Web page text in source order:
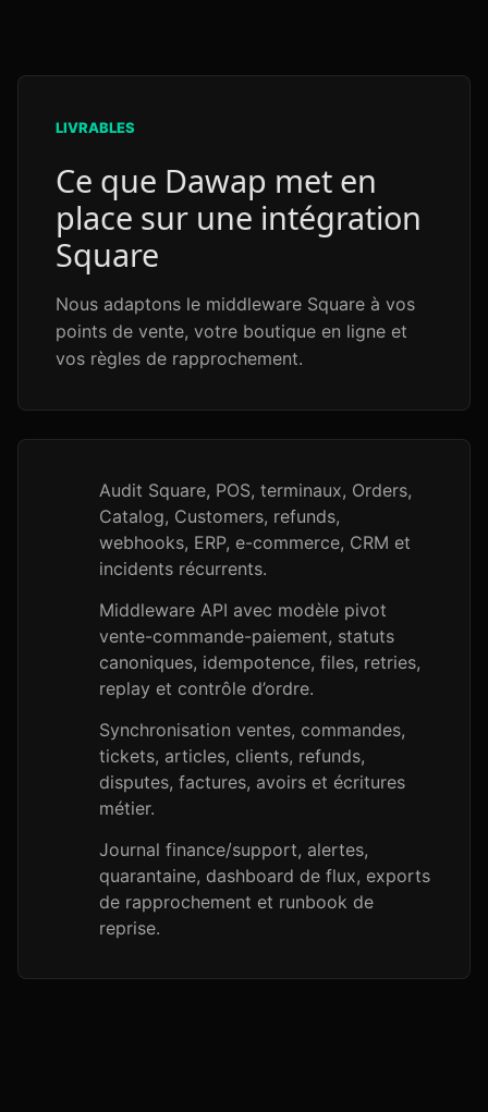
LIVRABLES
Ce que Dawap met en
place sur une intégration
Square
Nous adaptons le middleware Square à vos
points de vente, votre boutique en ligne et
vos règles de rapprochement.
Audit Square, POS, terminaux, Orders,
Catalog, Customers, refunds,
webhooks, ERP, e-commerce, CRM et
incidents récurrents.
Middleware API avec modèle pivot
vente-commande-paiement, statuts
canoniques, idempotence, files, retries,
replay et contrôle d’ordre.
Synchronisation ventes, commandes,
tickets, articles, clients, refunds,
disputes, factures, avoirs et écritures
métier.
Journal finance/support, alertes,
quarantaine, dashboard de flux, exports
de rapprochement et runbook de
reprise.